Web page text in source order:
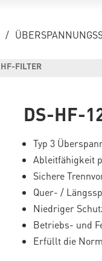
/
FILTER
DS-HF-
Typ 3
Ableitfähigkeit
Sichere
Quer- /
Niedriger
Betriebs- und
Erfüllt die